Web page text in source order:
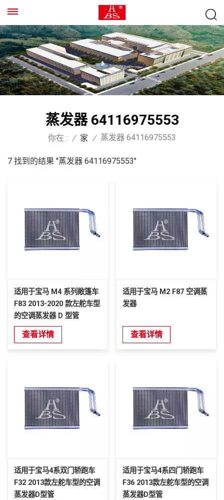
蒸发器 64116975553
你在 : / 家 / 蒸发器 64116975553
7 找到的结果 "蒸发器 64116975553"
适用于宝马 M4 系列敞篷车
F83 2013-2020 款左舵车型
的空调蒸发器 D 型管
查看详情
适用于宝马 M2 F87 空调蒸
发器
查看详情
适用于宝马4系双门轿跑车
F32 2013款左舵车型的空调
蒸发器D型管
适用于宝马4系四门轿跑车
F36 2013款左舵车型的空调
蒸发器D型管